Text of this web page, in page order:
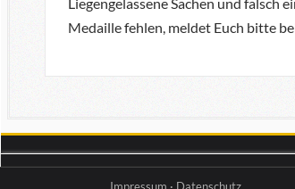
Medaille fehlen, meldet Euch bitte